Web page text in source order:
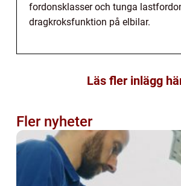
fordonsklasser och tunga
dragkroksfunktion på elbilar.
Läs fler inlägg
Fler nyheter